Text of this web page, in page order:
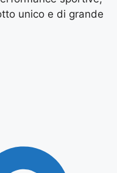
unico e di grande